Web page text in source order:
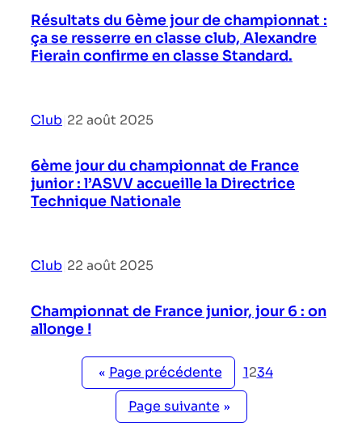
Résultats du 6ème jour de championnat :
ça se resserre en classe club, Alexandre
Fierain confirme en classe Standard.
Club 22 août 2025
6ème jour du championnat de France
junior : l’ASVV accueille la Directrice
Technique Nationale
Club 22 août 2025
Championnat de France junior, jour 6 : on
allonge !
« Page précédente 1234
Page suivante »